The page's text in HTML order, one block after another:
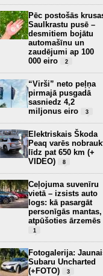
Pēc postošās
Saulkrastu pusē –
desmitiem bojātu
automašīnu un
zaudējumi ap 100
000 eiro
2
“Virši” neto peļņa
pirmajā pusgadā
sasniedz 4,2
miljonus eiro
3
Elektriskais Škoda
Peaq varēs
līdz pat 650 km (+
VIDEO)
8
Ceļojuma suvenīru
vietā – izsists auto
logs: kā pasargāt
personīgās mantas,
atpūšoties ārzemēs
1
Fotogalerija:
Subaru Uncharted
(+FOTO)
3